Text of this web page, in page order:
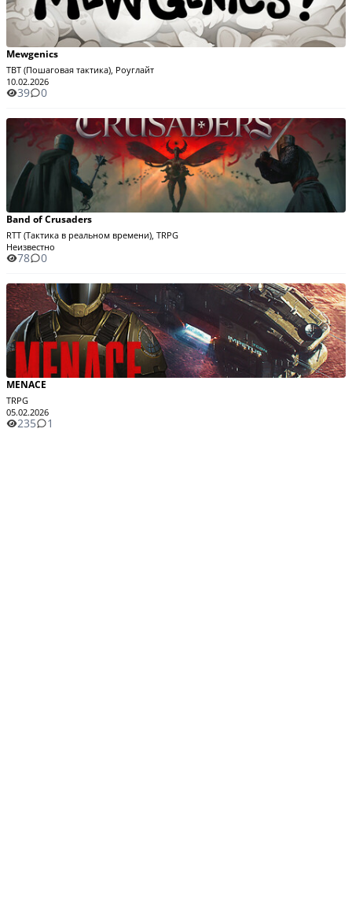
Mewgenics
TBT (Пошаговая тактика), Роуглайт
10.02.2026
39 0
Band of Crusaders
RTT (Тактика в реальном времени), TRPG
Неизвестно
78 0
MENACE
TRPG
05.02.2026
235 1